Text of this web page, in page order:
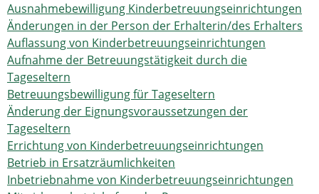
Ausnahmebewilligung Kinderbetreuungseinrichtungen
Änderungen in der Person der Erhalterin/des Erhalters
Auflassung von Kinderbetreuungseinrichtungen
Aufnahme der Betreuungstätigkeit durch die
Tageseltern
Betreuungsbewilligung für Tageseltern
Änderung der Eignungsvoraussetzungen der
Tageseltern
Errichtung von Kinderbetreuungseinrichtungen
Betrieb in Ersatzräumlichkeiten
Inbetriebnahme von Kinderbetreuungseinrichtungen